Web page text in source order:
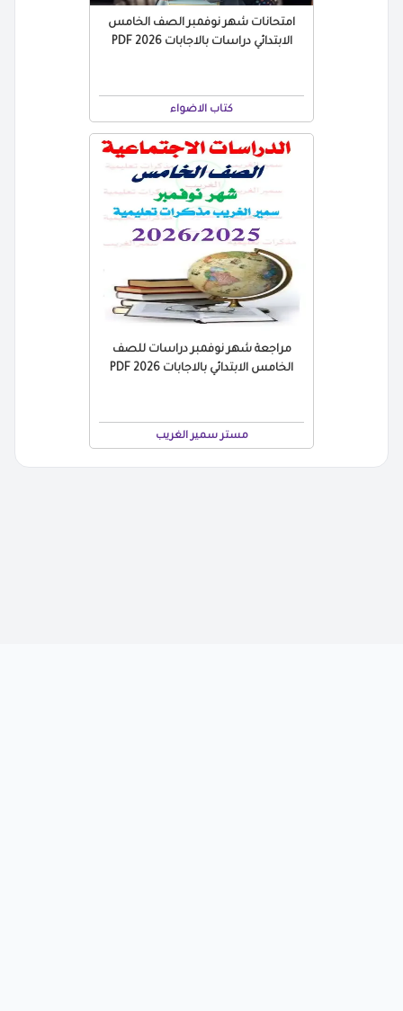
امتحانات شهر نوفمبر الصف الخامس
الابتدائي دراسات بالاجابات 2026 PDF
كتاب الاضواء
مراجعة شهر نوفمبر دراسات للصف
الخامس الابتدائي بالاجابات 2026 PDF
مستر سمير الغريب